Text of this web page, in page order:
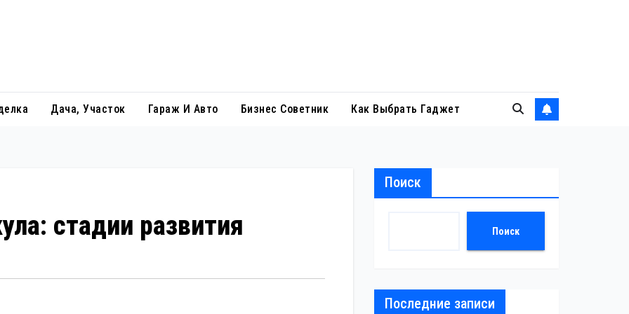
Дача, Участок Гараж И Авто Бизнес Советник Как Выбрать Гаджет
стадии развития
Поиск
Поиск
Последние записи